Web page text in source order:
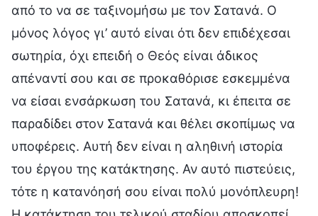
από το να σε ταξινομήσω με τον Σατανά. Ο
μόνος λόγος γι’ αυτό είναι ότι δεν επιδέχεσαι
σωτηρία, όχι επειδή ο Θεός είναι άδικος
απέναντί σου και σε προκαθόρισε εσκεμμένα
να είσαι ενσάρκωση του Σατανά, κι έπειτα σε
παραδίδει στον Σατανά και θέλει σκοπίμως να
υποφέρεις. Αυτή δεν είναι η αληθινή ιστορία
του έργου της κατάκτησης. Αν αυτό πιστεύεις,
τότε η κατανόησή σου είναι πολύ μονόπλευρη!